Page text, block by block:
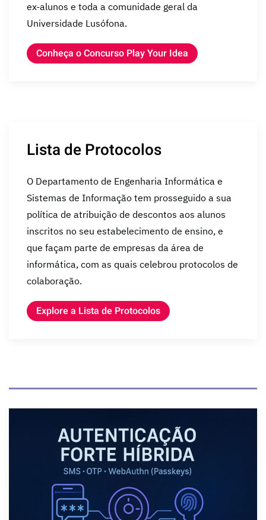
ex-alunos e toda a comunidade geral da
Universidade Lusófona.
Conheça o Concurso Play Your Idea
Lista de Protocolos
O Departamento de Engenharia Informática e
Sistemas de Informação tem prosseguido a sua
política de atribuição de descontos aos alunos
inscritos no seu estabelecimento de ensino, e
que façam parte de empresas da área de
informática, com as quais celebrou protocolos de
colaboração.
Explore a Lista de Protocolos